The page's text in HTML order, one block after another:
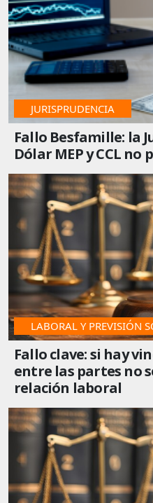
IMPUESTOS
JURISPRUDENCIA
Fallo Besfamille: la
Dólar MEP y CCL no
JURISPRUDENCIA
LABORAL Y PREVISIÓN
Fallo clave: si hay
entre las partes no
relación laboral